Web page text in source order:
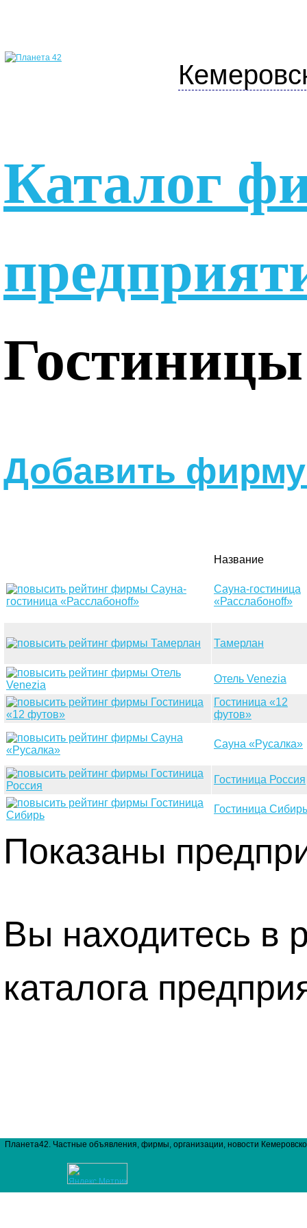
Каталог
Гостиницы
Добавить фирму
Название
Сауна-гостиница
«Расслабоноff»
Тамерлан
Отель Venezia
Гостиница «12
футов»
Сауна «Русалка»
Гостиница Россия
Гостиница Сибирь
Показаны
Вы находитесь в
каталога
Планета42. Частные объявления, фирмы, организации, новости